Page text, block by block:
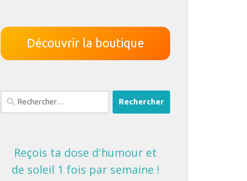
Découvrir la boutique
Rechercher :